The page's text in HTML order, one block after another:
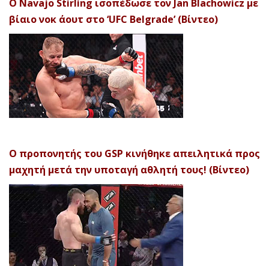
Ο Navajo Stirling ισοπέδωσε τον Jan Blachowicz με
βίαιο νοκ άουτ στο ‘UFC Belgrade’ (Βίντεο)
Ο προπονητής του GSP κινήθηκε απειλητικά προς
μαχητή μετά την υποταγή αθλητή τους! (Βίντεο)